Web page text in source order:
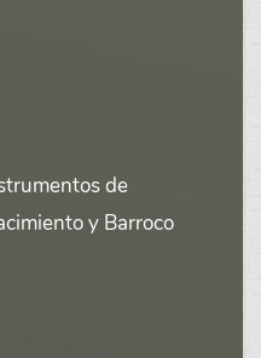
de
y Barroco